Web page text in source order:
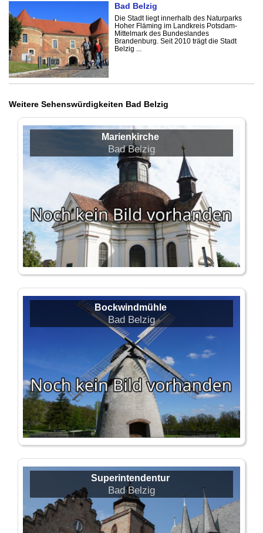
Bad Belzig
Die Stadt liegt innerhalb des Naturparks
Hoher Fläming im Landkreis Potsdam-
Mittelmark des Bundeslandes
Brandenburg. Seit 2010 trägt die Stadt
Belzig ...
Weitere Sehenswürdigkeiten Bad Belzig
Marienkirche
Bad Belzig
Bockwindmühle
Bad Belzig
Superintendentur
Bad Belzig